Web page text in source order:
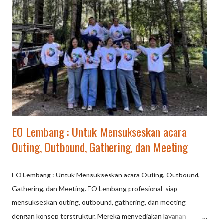
mendayung, komunikasi intens, dan kepercayaan antaranggota
perahu. Menikmati arung jeram air belerang khas Gunung
Tangkuban Perahu di lingkungan sejuk, aktivitas ini mempererat
solidaritas, kepemimpinan, dan penyegaran pikiran,
menjadikannya pilihan favorit untuk outbound kantor. Mengapa
Rafting di Ciater Membangun Kekompakan? Kolaborasi Total:
Tidak ada ruang untuk "jagoan sendirian"; keberhasilan
mengarung...
EO Lembang : Untuk Mensukseskan acara
Outing, Outbound, Gathering, dan Meeting
EO Lembang : Untuk Mensukseskan acara Outing, Outbound,
Gathering, dan Meeting. EO Lembang profesional siap
mensukseskan outing, outbound, gathering, dan meeting
dengan konsep terstruktur. Mereka menyediakan layanan